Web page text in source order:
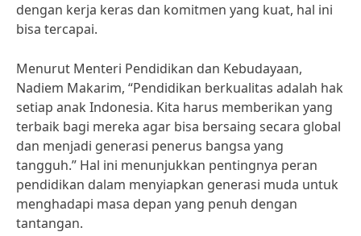
dengan kerja keras dan komitmen yang kuat, hal ini
bisa tercapai.
Menurut Menteri Pendidikan dan Kebudayaan,
Nadiem Makarim, “Pendidikan berkualitas adalah hak
setiap anak Indonesia. Kita harus memberikan yang
terbaik bagi mereka agar bisa bersaing secara global
dan menjadi generasi penerus bangsa yang
tangguh.” Hal ini menunjukkan pentingnya peran
pendidikan dalam menyiapkan generasi muda untuk
menghadapi masa depan yang penuh dengan
tantangan.